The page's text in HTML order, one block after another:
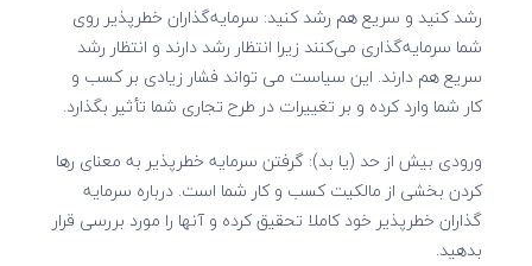
رشد کنید و سریع هم رشد کنید: سرمایه‌گذاران خطرپذیر روی
شما سرمایه‌گذاری می‌کنند زیرا انتظار رشد دارند و انتظار رشد
سریع هم دارند. این سیاست می تواند فشار زیادی بر کسب و
کار شما وارد کرده و بر تغییرات در طرح تجاری شما تأثیر بگذارد.
ورودی بیش از حد (یا بد): گرفتن سرمایه خطرپذیر به معنای رها
کردن بخشی از مالکیت کسب و کار شما است. درباره سرمایه
گذاران خطرپذیر خود کاملا تحقیق کرده و آنها را مورد بررسی قرار
بدهید.